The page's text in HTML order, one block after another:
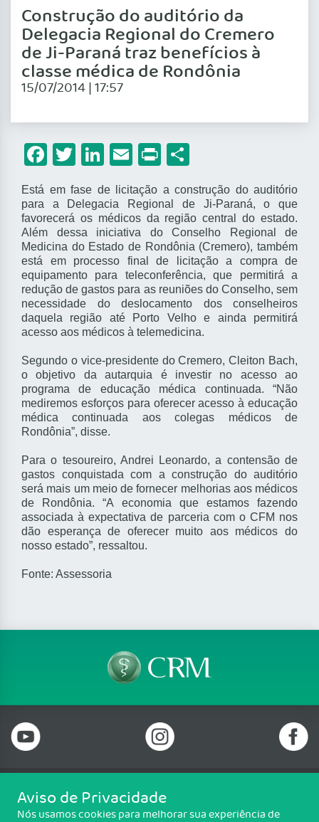
Construção do auditório da
Delegacia Regional do Cremero
de Ji-Paraná traz benefícios à
classe médica de Rondônia
15/07/2014 | 17:57
Facebook
Twitter
LinkedIn
Email
Print
Está em fase de licitação a construção do auditório
para a Delegacia Regional de Ji-Paraná, o que
favorecerá os médicos da região central do estado.
Além dessa iniciativa do Conselho Regional de
Medicina do Estado de Rondônia (Cremero), também
está em processo final de licitação a compra de
equipamento para teleconferência, que permitirá a
redução de gastos para as reuniões do Conselho, sem
necessidade do deslocamento dos conselheiros
daquela região até Porto Velho e ainda permitirá
acesso aos médicos à telemedicina.
Segundo o vice-presidente do Cremero, Cleiton Bach,
o objetivo da autarquia é investir no acesso ao
programa de educação médica continuada. “Não
mediremos esforços para oferecer acesso à educação
médica continuada aos colegas médicos de
Rondônia”, disse.
Para o tesoureiro, Andrei Leonardo, a contensão de
gastos conquistada com a construção do auditório
será mais um meio de fornecer melhorias aos médicos
de Rondônia. “A economia que estamos fazendo
associada à expectativa de parceria com o CFM nos
dão esperança de oferecer muito aos médicos do
nosso estado”, ressaltou.
Fonte: Assessoria
Telefone: 69 99912-5448
Aviso de Privacidade
Nós usamos cookies para melhorar sua experiência de